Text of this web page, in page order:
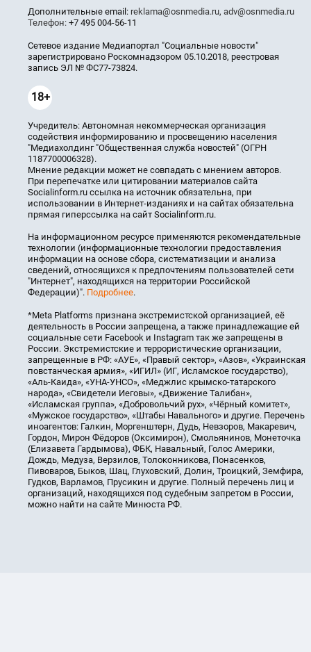
Дополнительные email: reklama@osnmedia.ru, adv@osnmedia.ru
Телефон: +7 495 004-56-11
Сетевое издание Медиапортал "Социальные новости"
зарегистрировано Роскомнадзором 05.10.2018, реестровая
запись ЭЛ № ФС77-73824.
18+
Учредитель: Автономная некоммерческая организация
содействия информированию и просвещению населения
"Медиахолдинг "Общественная служба новостей" (ОГРН
1187700006328).
Мнение редакции может не совпадать с мнением авторов.
При перепечатке или цитировании материалов сайта
Socialinform.ru ссылка на источник обязательна, при
использовании в Интернет-изданиях и на сайтах обязательна
прямая гиперссылка на сайт Socialinform.ru.
На информационном ресурсе применяются рекомендательные
технологии (информационные технологии предоставления
информации на основе сбора, систематизации и анализа
сведений, относящихся к предпочтениям пользователей сети
"Интернет", находящихся на территории Российской
Федерации)". Подробнее.
*Meta Platforms признана экстремистской организацией, её
деятельность в России запрещена, а также принадлежащие ей
социальные сети Facebook и Instagram так же запрещены в
России. Экстремистские и террористические организации,
запрещенные в РФ: «АУЕ», «Правый сектор», «Азов», «Украинская
повстанческая армия», «ИГИЛ» (ИГ, Исламское государство),
«Аль-Каида», «УНА-УНСО», «Меджлис крымско-татарского
народа», «Свидетели Иеговы», «Движение Талибан»,
«Исламская группа», «Добровольчий рух», «Чёрный комитет»,
«Мужское государство», «Штабы Навального» и другие. Перечень
иноагентов: Галкин, Моргенштерн, Дудь, Невзоров, Макаревич,
Гордон, Мирон Фёдоров (Оксимирон), Смольянинов, Монеточка
(Елизавета Гардымова), ФБК, Навальный, Голос Америки,
Дождь, Медуза, Верзилов, Толоконникова, Понасенков,
Пивоваров, Быков, Шац, Глуховский, Долин, Троицкий, Земфира,
Гудков, Варламов, Прусикин и другие. Полный перечень лиц и
организаций, находящихся под судебным запретом в России,
можно найти на сайте Минюста РФ.